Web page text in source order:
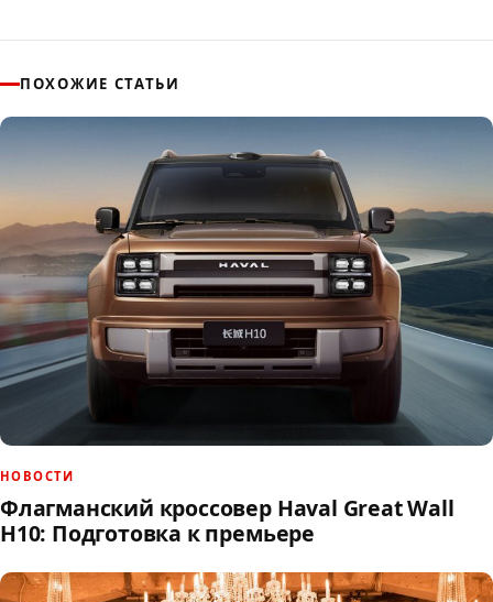
ПОХОЖИЕ СТАТЬИ
НОВОСТИ
Флагманский кроссовер Haval Great Wall
H10: Подготовка к премьере